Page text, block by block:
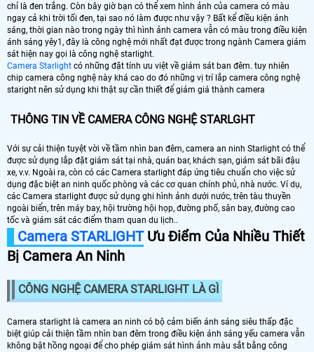
chỉ là đen trắng. Còn bây giờ bạn có thể xem hình ảnh của camera có màu
ngay cả khi trời tối đen, tại sao nó làm được như vậy ? Bất kể điều kiện ánh
sáng, thời gian nào trong ngày thì hình ảnh camera vẫn có màu trong điều kiện
ánh sáng yêy1, đây là công nghệ mới nhất đạt được trong ngành Camera giám
sát hiện nay gọi là công nghệ starlight.
Camera Starlight có những đặt tính ưu việt về giám sát ban đêm. tuy nhiên
chip camera công nghệ này khá cao do đó những vị trí lắp camera công nghệ
staright nên sử dụng khi thật sự cần thiết để giám giá thành camera
THÔNG TIN VỀ CAMERA CÔNG NGHỆ STARLGHT
Với sự cải thiện tuyệt vời về tầm nhìn ban đêm, camera an ninh Starlight có thể
được sử dụng lắp đặt giám sát tại nhà, quán bar, khách sạn, giám sát bãi đậu
xe, v.v. Ngoài ra, còn có các Camera starlight đáp ứng tiêu chuẩn cho việc sử
dụng đặc biệt an ninh quốc phòng và các cơ quan chính phủ, nhà nước. Ví dụ,
các Camera starlight được sử dụng ghi hình ảnh dưới nước, trên tàu thuyền
ngoài biển, trên máy bay, hội trường hội họp, đường phố, sân bay, đường cao
tốc và giám sát các điểm tham quan du lịch..
Camera STARLIGHTƯu Điểm Của Nhiều Thiết
Bị Camera An Ninh
CÔNG NGHỆ CAMERA STARLIGHT LÀ GÌ
Camera starlight là camera an ninh có bộ cảm biến ánh sáng siêu thấp đặc
biệt giúp cải thiện tầm nhìn ban đêm trong điều kiện ánh sáng yếu camera vẫn
không bật hồng ngoại để cho phép giám sát hình ảnh màu sắt bằng công